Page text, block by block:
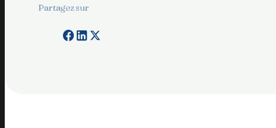
Partagez sur